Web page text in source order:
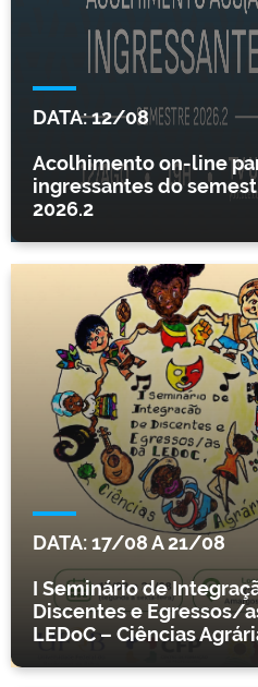
DATA:12/08
Acolhimento on-line
ingressantes do
2026.2
DATA:17/08A21/08
I Seminário de
Discentes e Egressos/
LEDoC – Ciências